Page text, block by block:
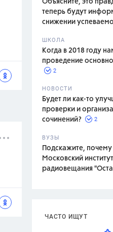
Объясните, это
теперь будут
снижении
ШКОЛА
Когда в 2018 году
проведение
2
НОВОСТИ
Будет ли как-то
проверки и
сочинений?
2
ВУЗЫ
Подскажите,
Московский
радиовещания
ЧАСТО ИЩУТ